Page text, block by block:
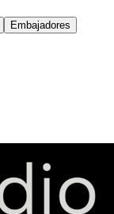
Embajadores